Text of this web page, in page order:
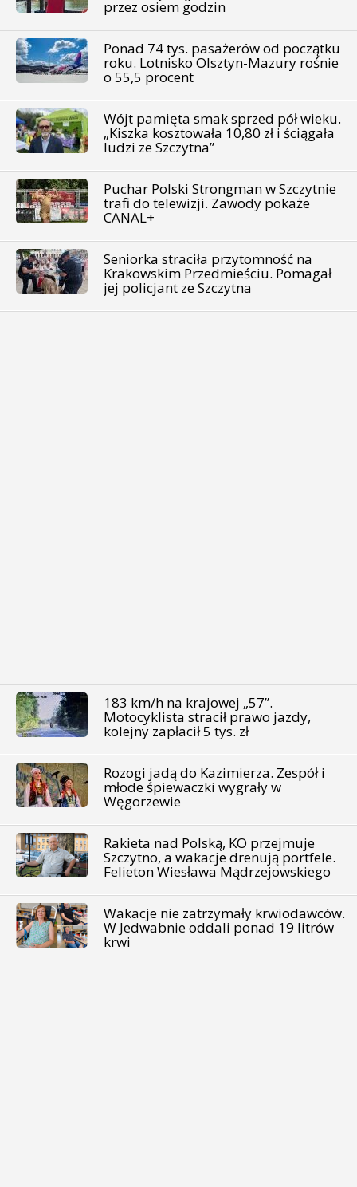
przez osiem godzin
Ponad 74 tys. pasażerów od początku
roku. Lotnisko Olsztyn-Mazury rośnie
o 55,5 procent
Wójt pamięta smak sprzed pół wieku.
„Kiszka kosztowała 10,80 zł i ściągała
ludzi ze Szczytna”
Puchar Polski Strongman w Szczytnie
trafi do telewizji. Zawody pokaże
CANAL+
Seniorka straciła przytomność na
Krakowskim Przedmieściu. Pomagał
jej policjant ze Szczytna
183 km/h na krajowej „57”.
Motocyklista stracił prawo jazdy,
kolejny zapłacił 5 tys. zł
Rozogi jadą do Kazimierza. Zespół i
młode śpiewaczki wygrały w
Węgorzewie
Rakieta nad Polską, KO przejmuje
Szczytno, a wakacje drenują portfele.
Felieton Wiesława Mądrzejowskiego
Wakacje nie zatrzymały krwiodawców.
W Jedwabnie oddali ponad 19 litrów
krwi